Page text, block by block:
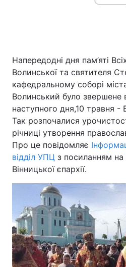
Напередодні дня пам’яті
Волинської та святителя
кафедральному соборі
Волинський було звершене
наступного дня,10 травня -
Так розпочалися
річниці утворення
Про це повідомляє
відділ УПЦ з посиланням
Вінницької єпархії.